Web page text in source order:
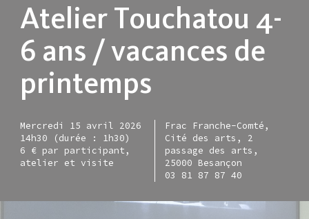
Atelier Touchatou 4-
6 ans / vacances de
printemps
Mercredi 15 avril 2026
14h30 (durée : 1h30)
6 € par participant,
atelier et visite
Frac Franche-Comté,
Cité des arts, 2
passage des arts,
25000 Besançon
03 81 87 87 40